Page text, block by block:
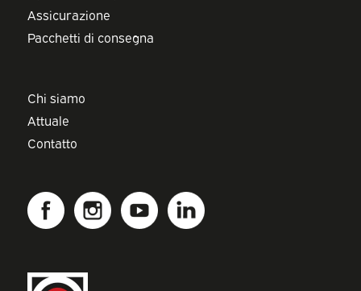
Assicurazione
Pacchetti di consegna
Chi siamo
Attuale
Contatto